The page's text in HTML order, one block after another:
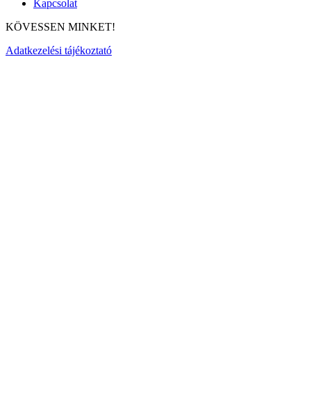
Kapcsolat
KÖVESSEN MINKET!
Adatkezelési tájékoztató